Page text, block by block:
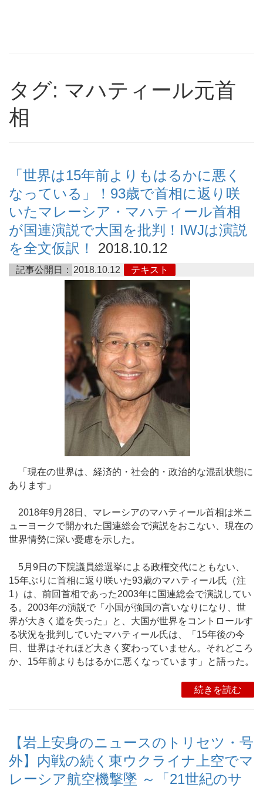
タグ: マハティール元首
相
「世界は15年前よりもはるかに悪く
なっている」！93歳で首相に返り咲
いたマレーシア・マハティール首相
が国連演説で大国を批判！IWJは演説
を全文仮訳！
2018.10.12
記事公開日： 2018.10.12 テキスト
「現在の世界は、経済的・社会的・政治的な混乱状態に
あります」
2018年9月28日、マレーシアのマハティール首相は米ニ
ューヨークで開かれた国連総会で演説をおこない、現在の
世界情勢に深い憂慮を示した。
5月9日の下院議員総選挙による政権交代にともない、
15年ぶりに首相に返り咲いた93歳のマハティール氏（注
1）は、前回首相であった2003年に国連総会で演説してい
る。2003年の演説で「小国が強国の言いなりになり、世
界が大きく道を失った」と、大国が世界をコントロールす
る状況を批判していたマハティール氏は、「15年後の今
日、世界はそれほど大きく変わっていません。それどころ
か、15年前よりもはるかに悪くなっています」と語った。
続きを読む
【岩上安身のニュースのトリセツ・号
外】内戦の続く東ウクライナ上空でマ
レーシア航空機撃墜 ～「21世紀のサ